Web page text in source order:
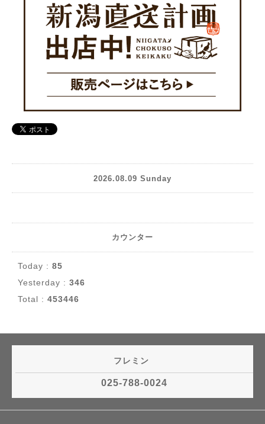
2026.08.09 Sunday
カウンター
Today : 85
Yesterday : 346
Total : 453446
フレミン
025-788-0024